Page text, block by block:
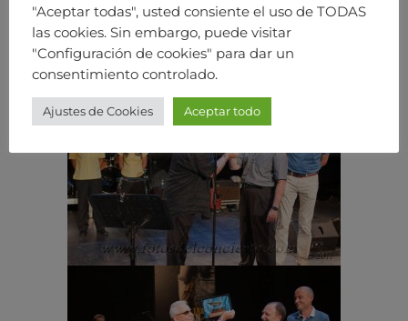
"Aceptar todas", usted consiente el uso de TODAS
las cookies. Sin embargo, puede visitar
"Configuración de cookies" para dar un
consentimiento controlado.
Ajustes de Cookies Aceptar todo